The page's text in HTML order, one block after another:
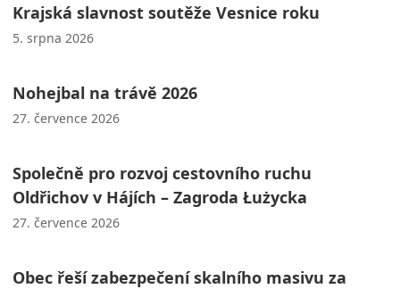
Krajská slavnost soutěže Vesnice roku
5. srpna 2026
Nohejbal na trávě 2026
27. července 2026
Společně pro rozvoj cestovního ruchu
Oldřichov v Hájích – Zagroda Łużycka
27. července 2026
Obec řeší zabezpečení skalního masivu za